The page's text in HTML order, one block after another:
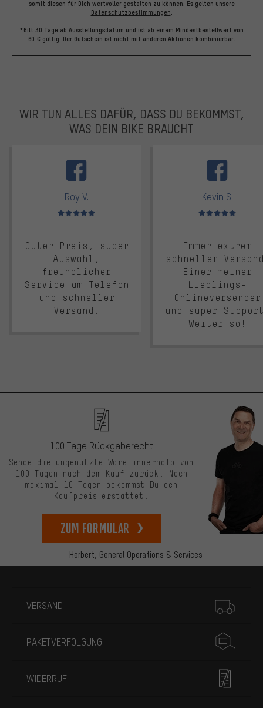
somit diesen für Dich wertvoller gestalten zu können. Es gelten unsere
Datenschutzbestimmungen.
*Gilt 30 Tage ab Ausstellungsdatum und ist ab einem Mindestbestellwert von
60 € gültig. Der Gutschein ist nicht mit anderen Aktionen kombinierbar.
WIR TUN ALLES DAFÜR, DASS DU BEKOMMST,
WAS DEIN BIKE BRAUCHT
Roy V.
Bewertungen: 5 von 5
Guter Preis, super
Auswahl,
freundlicher
Service am Telefon
und schneller
Versand.
Kevin S.
Bewertungen: 5 von 5
Immer extrem
schneller
Einer meiner
Lieblings-
Onlineversender
und super
Weiter so!
Herbert, General Operations & Services
100 Tage Rückgaberecht
Sende die ungenutzte Ware innerhalb von
100 Tagen nach dem Kauf zurück. Nach
maximal 10 Tagen bekommst Du den
Kaufpreis erstattet.
zum Formular
VERSAND
PAKETVERFOLGUNG
WIDERRUF